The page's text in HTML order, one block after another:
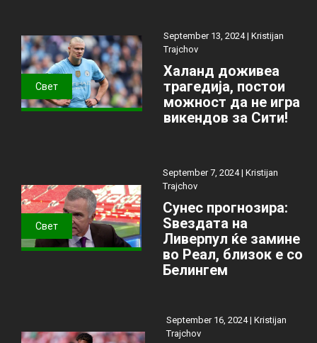
Свет
September 13, 2024 | Kristijan
Trajchov
Халанд доживеа
трагедија, постои
можност да не игра
викендов за Сити!
Свет
September 7, 2024 | Kristijan
Trajchov
Сунес прогнозира:
Ѕвездата на
Ливерпул ќе замине
во Реал, близок е со
Белингем
September 16, 2024 | Kristijan
Trajchov